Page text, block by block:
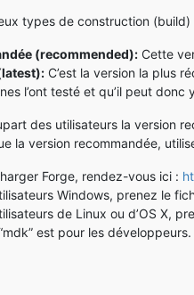
types de construction (build)
(recommended): Cette
C’est la version la plus
l’ont testé et qu’il peut donc
des utilisateurs la version
la version recommandée,
Forge, rendez-vous ici :
Windows, prenez le
de Linux ou d’OS X,
est pour les développeurs.